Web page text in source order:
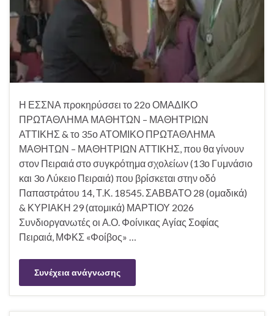
Η ΕΣΣΝΑ προκηρύσσει το 22ο ΟΜΑΔΙΚΟ
ΠΡΩΤΑΘΛΗΜΑ ΜΑΘΗΤΩΝ – ΜΑΘΗΤΡΙΩΝ
ΑΤΤΙΚΗΣ & το 35ο ΑΤΟΜΙΚΟ ΠΡΩΤΑΘΛΗΜΑ
ΜΑΘΗΤΩΝ – ΜΑΘΗΤΡΙΩΝ ΑΤΤΙΚΗΣ, που θα γίνουν
στον Πειραιά στο συγκρότημα σχολείων (13ο Γυμνάσιο
και 3ο Λύκειο Πειραιά) που βρίσκεται στην οδό
Παπαστράτου 14, Τ.Κ. 18545. ΣΑΒΒΑΤΟ 28 (ομαδικά)
& ΚΥΡΙΑΚΗ 29 (ατομικά) ΜΑΡΤΙΟΥ 2026
Συνδιοργανωτές οι Α.Ο. Φοίνικας Αγίας Σοφίας
Πειραιά, ΜΦΚΣ «Φοίβος» …
Συνέχεια ανάγνωσης